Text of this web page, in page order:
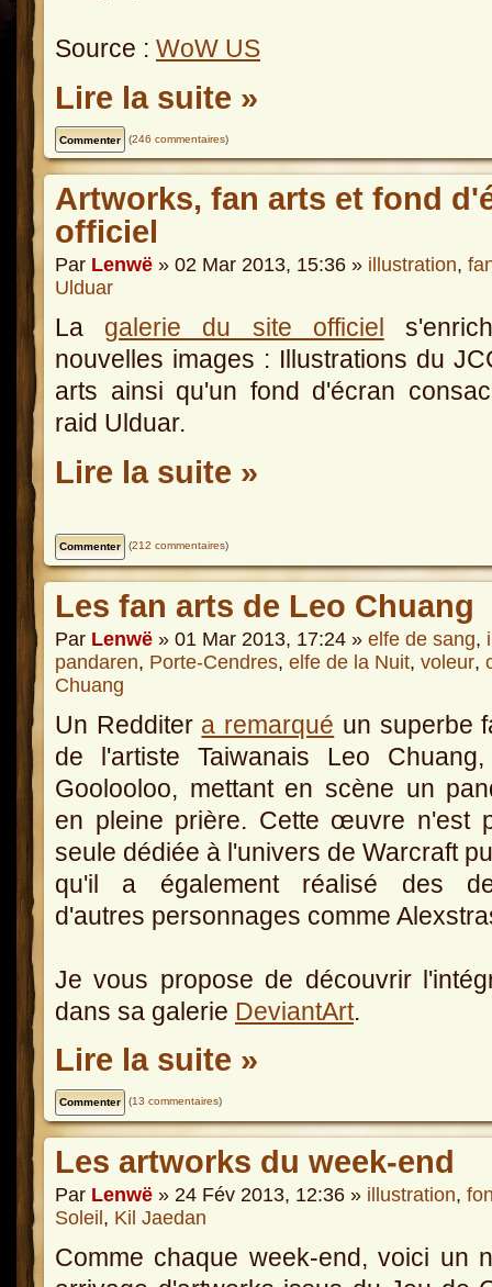
Source : WoW US
Lire la suite »
(246 commentaires)
Artworks, fan arts et fond
officiel
Par Lenwë » 02 Mar 2013, 15:36 » illustration,
Ulduar
La galerie du site officiel
nouvelles images : Illustrations du
arts ainsi qu'un fond d'écran
raid Ulduar.
Lire la suite »
(212 commentaires)
Les fan arts de Leo Chuang
Par Lenwë » 01 Mar 2013, 17:24 » elfe de sang,
pandaren, Porte-Cendres, elfe de la Nuit, voleur,
Chuang
Un Redditer a remarqué un superbe
de l'artiste Taiwanais Leo
Goolooloo, mettant en scène un
en pleine prière. Cette œuvre n'est
seule dédiée à l'univers de Warcraft
qu'il a également réalisé des
d'autres personnages comme
Je vous propose de découvrir
dans sa galerie DeviantArt.
Lire la suite »
(13 commentaires)
Les artworks du week-end
Par Lenwë » 24 Fév 2013, 12:36 » illustration,
Soleil, Kil Jaedan
Comme chaque week-end, voici un